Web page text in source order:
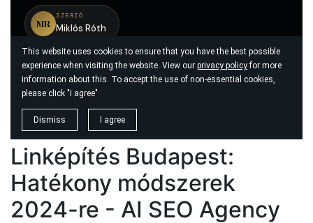
Linképítés Budapest:
Hatékony módszerek
2024-re - AI SEO Agency